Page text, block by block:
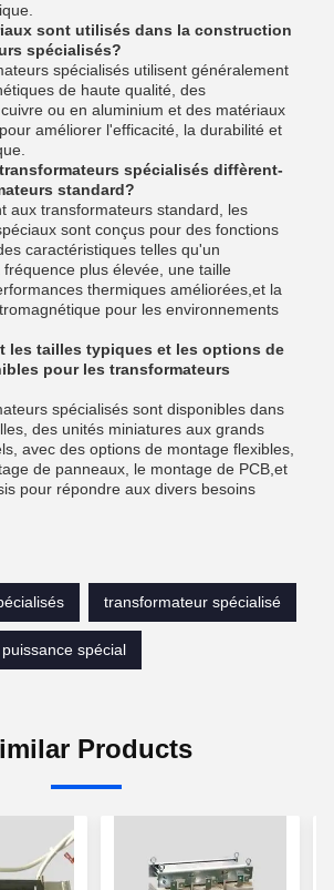
sont utilisés dans la construction
spécialisés?
spécialisés utilisent généralement
de haute qualité, des
ou en aluminium et des matériaux
améliorer l'efficacité, la durabilité et
spécialisés diffèrent-
standard?
aux transformateurs standard, les
sont conçus pour des fonctions
caractéristiques telles qu'un
plus élevée, une taille
thermiques améliorées,et la
pour les environnements
les tailles typiques et les options de
pour les transformateurs
spécialisés sont disponibles dans
des unités miniatures aux grands
avec des options de montage flexibles,
de panneaux, le montage de PCB,et
pour répondre aux divers besoins
transformateur spécialisé
spécial
Products